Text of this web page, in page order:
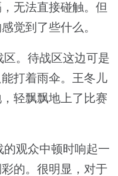
无法直接碰触。但
觉到了些什么。
。待战区这边可是
打着雨伞。王冬儿
轻飘飘地上了比赛
观众中顿时响起一
的。很明显，对于